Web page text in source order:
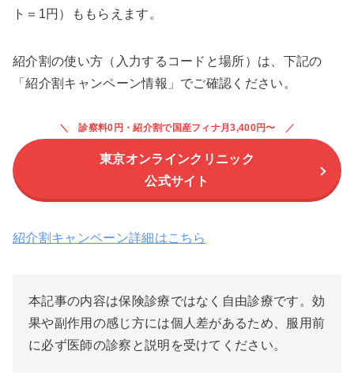
ト＝1円）ももらえます。
紹介割の使い方（入力するコードと場所）は、下記の
「紹介割キャンペーン情報」でご確認ください。
診察料0円・紹介割で国産フィナ月3,400円〜
東京オンラインクリニック
公式サイト
紹介割キャンペーン詳細はこちら
本記事の内容は保険診療ではなく自由診療です。効
果や副作用の感じ方には個人差があるため、服用前
に必ず医師の診察と説明を受けてください。